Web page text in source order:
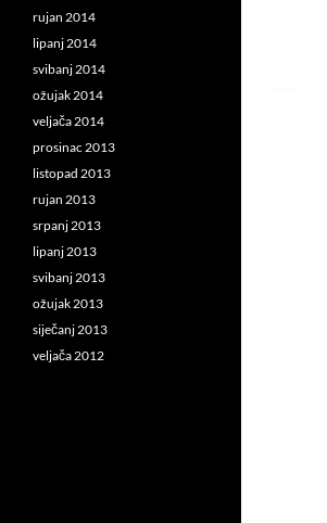
rujan 2014
lipanj 2014
svibanj 2014
ožujak 2014
veljača 2014
prosinac 2013
listopad 2013
rujan 2013
srpanj 2013
lipanj 2013
svibanj 2013
ožujak 2013
siječanj 2013
veljača 2012